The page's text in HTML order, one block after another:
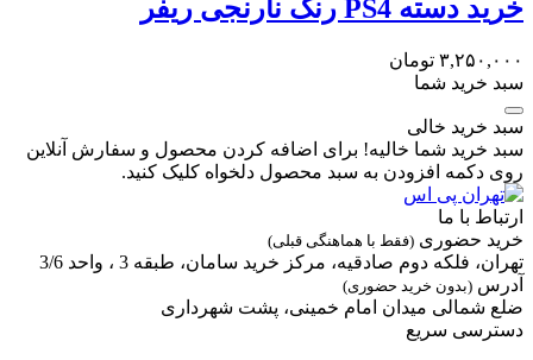
خرید دسته PS4 رنگ نارنجی ریفر
۳,۲۵۰,۰۰۰ تومان
سبد خرید شما
سبد خرید خالی
سبد خرید شما خالیه! برای اضافه کردن محصول و سفارش آنلاین
روی دکمه افزودن به سبد محصول دلخواه کلیک کنید.
ارتباط با ما
خرید حضوری (فقط با هماهنگی قبلی)
تهران، فلکه دوم صادقیه، مرکز خرید سامان، طبقه 3 ، واحد 3/6
آدرس (بدون خرید حضوری)
ضلع شمالی میدان امام خمینی، پشت شهرداری
دسترسی سریع